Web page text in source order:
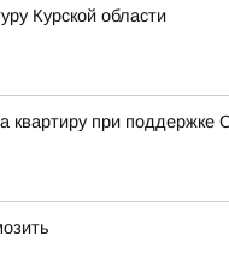
Курской области
при поддержке